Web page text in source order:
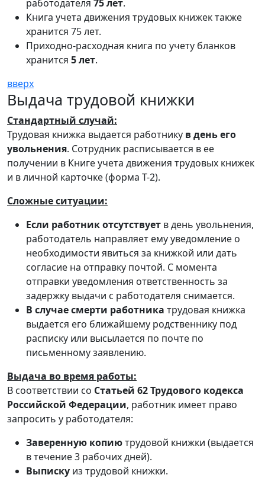
работодателя 75 лет.
Книга учета движения трудовых книжек также
хранится 75 лет.
Приходно-расходная книга по учету бланков
хранится 5 лет.
вверх
Выдача трудовой книжки
Стандартный случай:
Трудовая книжка выдается работнику в день его
увольнения. Сотрудник расписывается в ее
получении в Книге учета движения трудовых книжек
и в личной карточке (форма Т-2).
Сложные ситуации:
Если работник отсутствует в день увольнения,
работодатель направляет ему уведомление о
необходимости явиться за книжкой или дать
согласие на отправку почтой. С момента
отправки уведомления ответственность за
задержку выдачи с работодателя снимается.
В случае смерти работника трудовая книжка
выдается его ближайшему родственнику под
расписку или высылается по почте по
письменному заявлению.
Выдача во время работы:
В соответствии со Статьей 62 Трудового кодекса
Российской Федерации, работник имеет право
запросить у работодателя:
Заверенную копиютрудовой книжки (выдается
в течение 3 рабочих дней).
Выписку из трудовой книжки.